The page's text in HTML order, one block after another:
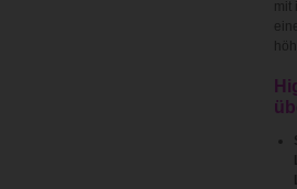
mit